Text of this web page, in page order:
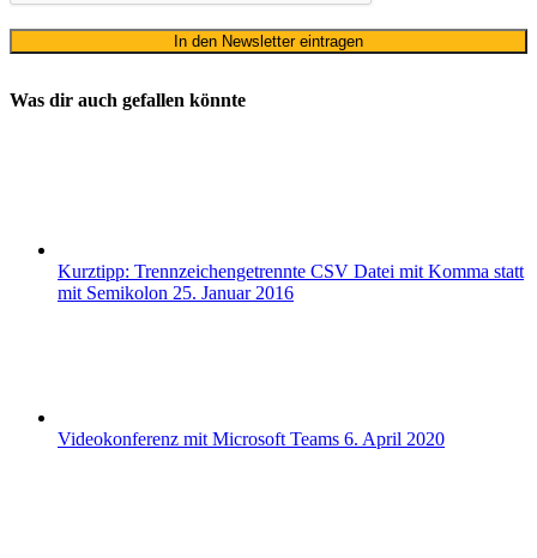
Was dir auch gefallen könnte
Kurztipp: Trennzeichengetrennte CSV Datei mit Komma statt
mit Semikolon 25. Januar 2016
Videokonferenz mit Microsoft Teams 6. April 2020